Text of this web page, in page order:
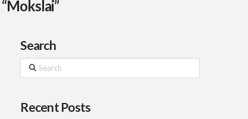
“Mokslai”
Search
Search
Recent Posts